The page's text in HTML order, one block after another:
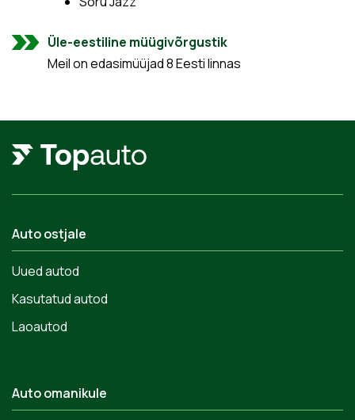
Üle-eestiline müügivõrgustik
Meil on edasimüüjad 8 Eesti linnas
Auto ostjale
Uued autod
Kasutatud autod
Laoautod
Auto omanikule